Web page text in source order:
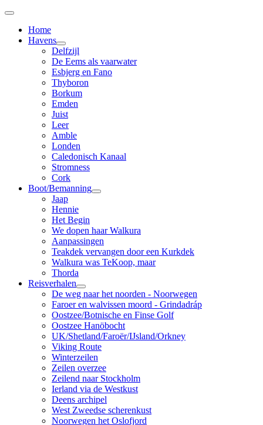
Home
Havens
Delfzijl
De Eems als vaarwater
Esbjerg en Fano
Thyboron
Borkum
Emden
Juist
Leer
Amble
Londen
Caledonisch Kanaal
Stromness
Cork
Boot/Bemanning
Jaap
Hennie
Het Begin
We dopen haar Walkura
Aanpassingen
Teakdek vervangen door een Kurkdek
Walkura was TeKoop, maar
Thorda
Reisverhalen
De weg naar het noorden - Noorwegen
Faroer en walvissen moord - Grindadráp
Oostzee/Botnische en Finse Golf
Oostzee Hanöbocht
UK/Shetland/Faroër/IJsland/Orkney
Viking Route
Winterzeilen
Zeilen overzee
Zeilend naar Stockholm
Ierland via de Westkust
Deens archipel
West Zweedse scherenkust
Noorwegen het Oslofjord